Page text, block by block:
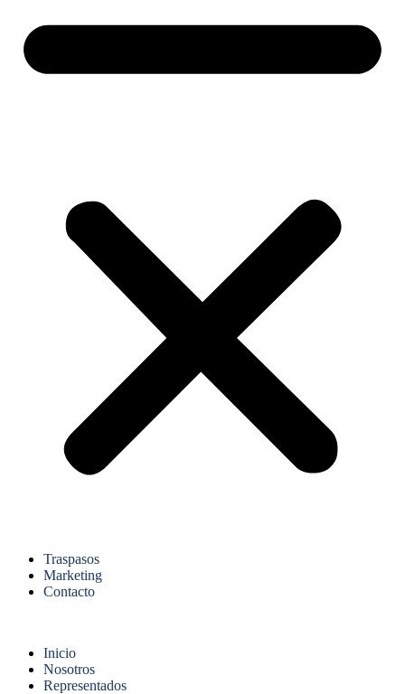
Traspasos
Marketing
Contacto
Inicio
Nosotros
Representados